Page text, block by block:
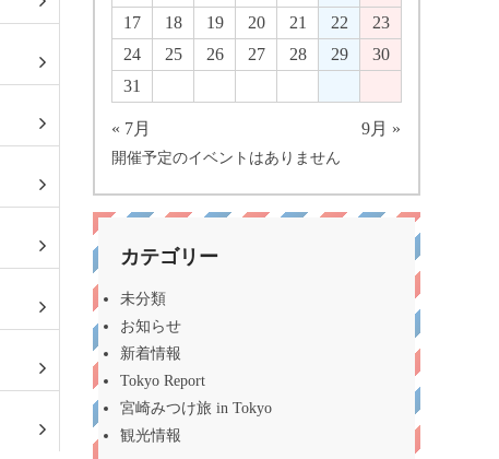
17
18 19 20 21 22
23
24
25 26 27 28 29
30
31
« 7月 9月 »
開催予定のイベントはありません
カテゴリー
未分類
お知らせ
新着情報
Tokyo Report
宮崎みつけ旅 in Tokyo
観光情報